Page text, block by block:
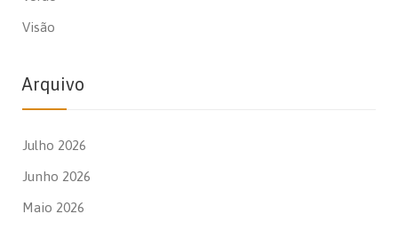
Visão
Arquivo
Julho 2026
Junho 2026
Maio 2026